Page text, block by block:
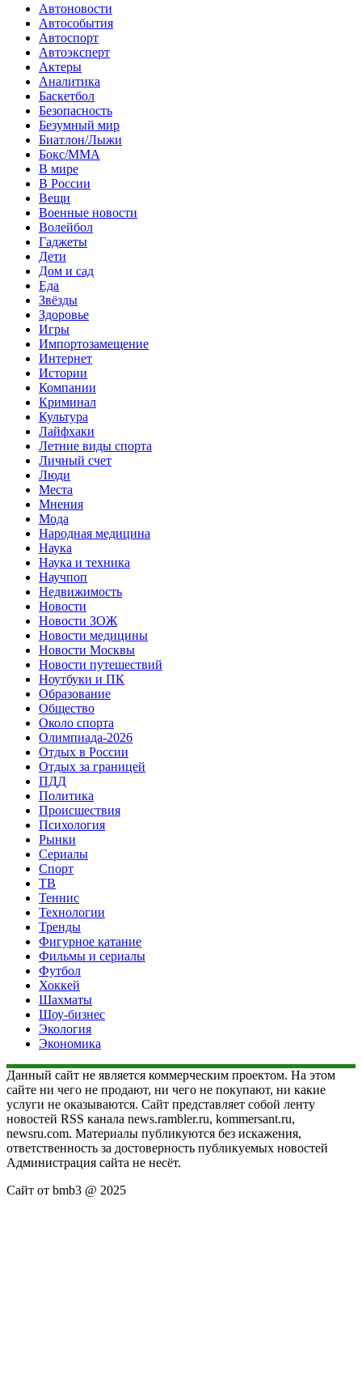
Автоновости
Автособытия
Автоспорт
Автоэксперт
Актеры
Аналитика
Баскетбол
Безопасность
Безумный мир
Биатлон/Лыжи
Бокс/MMA
В мире
В России
Вещи
Военные новости
Волейбол
Гаджеты
Дети
Дом и сад
Еда
Звёзды
Здоровье
Игры
Импортозамещение
Интернет
Истории
Компании
Криминал
Культура
Лайфхаки
Летние виды спорта
Личный счет
Люди
Места
Мнения
Мода
Народная медицина
Наука
Наука и техника
Научпоп
Недвижимость
Новости
Новости ЗОЖ
Новости медицины
Новости Москвы
Новости путешествий
Ноутбуки и ПК
Образование
Общество
Около спорта
Олимпиада-2026
Отдых в России
Отдых за границей
ПДД
Политика
Происшествия
Психология
Рынки
Сериалы
Спорт
ТВ
Теннис
Технологии
Тренды
Фигурное катание
Фильмы и сериалы
Футбол
Хоккей
Шахматы
Шоу-бизнес
Экология
Экономика
Данный сайт не является коммерческим проектом. На этом
сайте ни чего не продают, ни чего не покупают, ни какие
услуги не оказываются. Сайт представляет собой ленту
новостей RSS канала news.rambler.ru, kommersant.ru,
newsru.com. Материалы публикуются без искажения,
ответственность за достоверность публикуемых новостей
Администрация сайта не несёт.
Сайт от bmb3 @ 2025